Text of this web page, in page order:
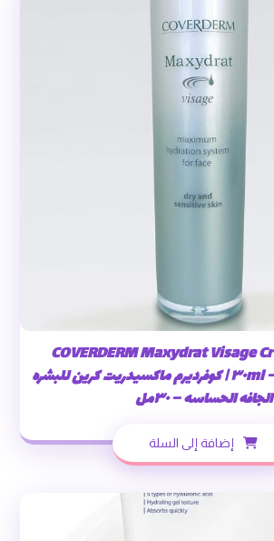
COVERDERM Maxydrat Visage
Sensitive Skin – ٣٠ml | كوفرديرم ماكسيدريت كرين للبشره
الجافه الحساسه – ٣٠مل
إضافة إلى السلة